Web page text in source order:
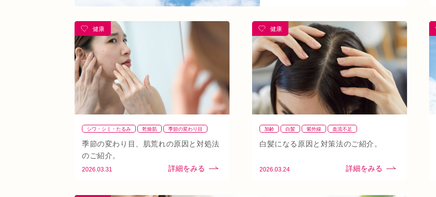
健康
シワ・シミ・たるみ 乾燥肌
季節の変わり目
紫外線
肌荒れ
季節の変わり目、肌荒れの原因と対処法
のご紹介。
2026.03.31
健康
加齢 白髪 紫外線 血流不足
白髪になる原因と対策法のご紹介。
2026.03.24